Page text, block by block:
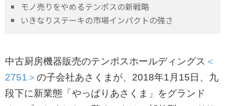
モノ売りをやめるテンポスの新戦略
いきなりステーキの市場インパクトの強さ
中古厨房機器販売のテンポスホールディングス ＜
2751＞ の子会社あさくまが、2018年1月15日、九
段下に新業態「やっぱりあさくま」をグランド